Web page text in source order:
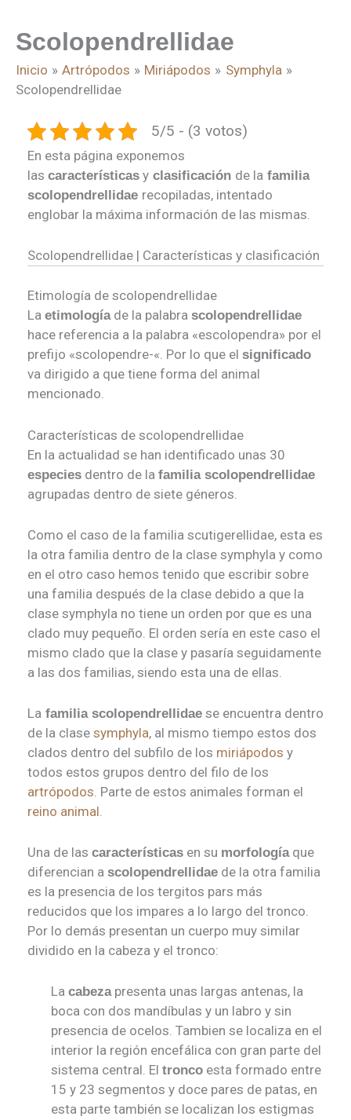
Scolopendrellidae
Inicio Artrópodos Miriápodos
Symphyla
Scolopendrellidae
5/5 - (3 votos)
En esta página exponemos
las características y clasificación de la familia
scolopendrellidae recopiladas, intentado
englobar la máxima información de las mismas.
Scolopendrellidae | Características y clasificación
Etimología de scolopendrellidae
La etimologíade la palabra scolopendrellidae
hace referencia a la palabra «escolopendra» por el
prefijo «scolopendre-«. Por lo que el significado
va dirigido a que tiene forma del animal
mencionado.
Características de scolopendrellidae
En la actualidad se han identificado unas 30
especies dentro de la familia scolopendrellidae
agrupadas dentro de siete géneros.
Como el caso de la familia scutigerellidae, esta es
la otra familia dentro de la clase symphyla y como
en el otro caso hemos tenido que escribir sobre
una familia después de la clase debido a que la
clase symphyla no tiene un orden por que es una
clado muy pequeño. El orden sería en este caso el
mismo clado que la clase y pasaría seguidamente
a las dos familias, siendo esta una de ellas.
La familia scolopendrellidae se encuentra dentro
de la clase symphyla, al mismo tiempo estos dos
clados dentro del subfilo de los miriápodos y
todos estos grupos dentro del filo de los
artrópodos . Parte de estos animales forman el
reino animal
Una de las características en su morfologíaque
diferencian a scolopendrellidae de la otra familia
es la presencia de los tergitos pars más
reducidos que los impares a lo largo del tronco.
Por lo demás presentan un cuerpo muy similar
dividido en la cabeza y el tronco:
La cabezapresenta unas largas antenas, la
boca con dos mandíbulas y un labro y sin
presencia de ocelos. Tambien se localiza en el
interior la región encefálica con gran parte del
sistema central. El tronco esta formado entre
15 y 23 segmentos y doce pares de patas, en
esta parte también se localizan los estigmas